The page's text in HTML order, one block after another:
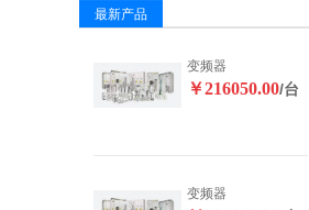
最新产品
变频器
￥216050.00/台
变频器